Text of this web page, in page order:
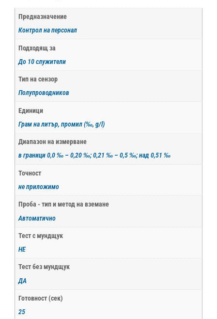
Предназначение
Контрол на персонал
Подходящ за
До 10 служители
Тип на сензор
Полупроводников
Единици
Грам на литър, промил (‰, g/l)
Диапазон на измерване
в граници 0,0 ‰ – 0,20 ‰; 0,21 ‰ – 0,5 ‰; над 0,51 ‰
Точност
не приложимо
Проба - тип и метод на вземане
Автоматично
Тест с мундщук
НЕ
Тест без мундщук
ДА
Готовност (сек)
25